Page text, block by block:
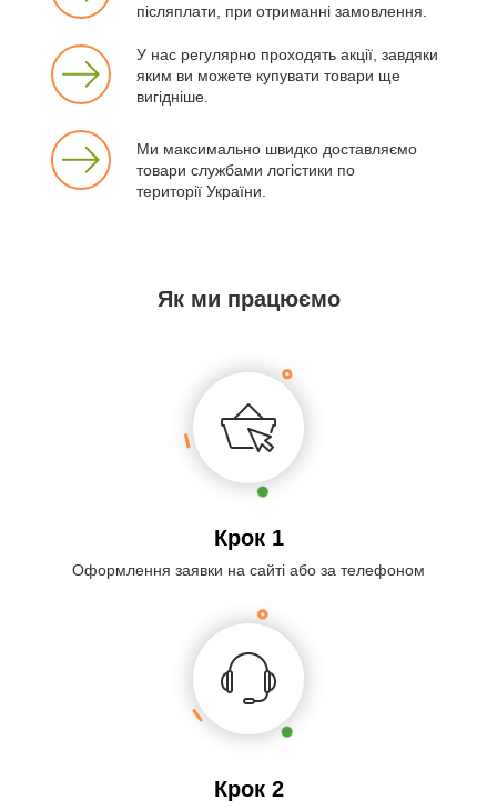
післяплати, при отриманні замовлення.
У нас регулярно проходять акції, завдяки
яким ви можете купувати товари ще
вигідніше.
Ми максимально швидко доставляємо
товари службами логістики по
території України.
Як ми працюємо
Крок 1
Оформлення заявки на сайті або за телефоном
Крок 2